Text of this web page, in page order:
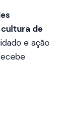
de
e ação